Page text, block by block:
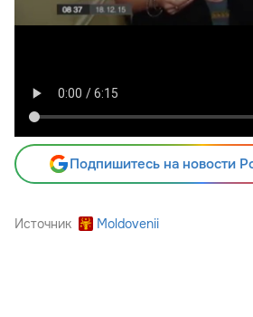
Подпишитесь на новости
Источник Moldovenii